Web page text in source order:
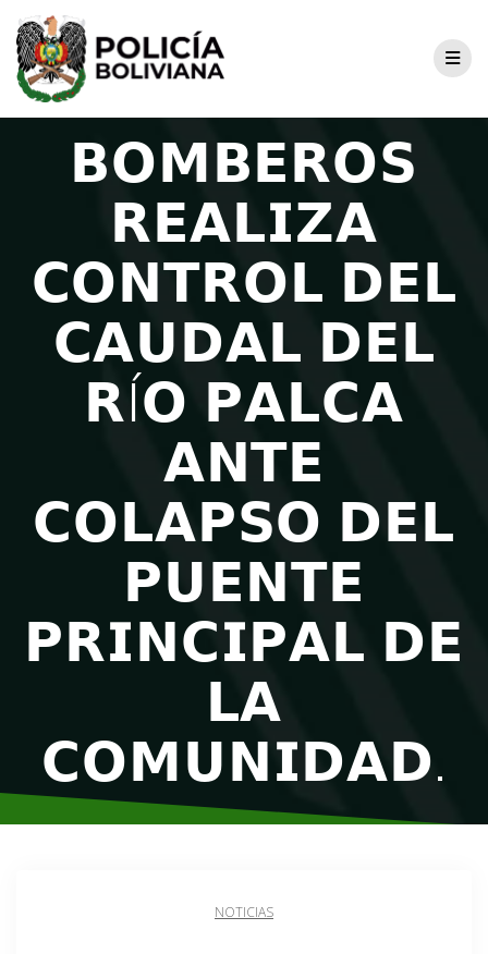
𝗕𝗢𝗠𝗕𝗘𝗥𝗢𝗦
𝗥𝗘𝗔𝗟𝗜𝗭𝗔
𝗖𝗢𝗡𝗧𝗥𝗢𝗟 𝗗𝗘𝗟
𝗖𝗔𝗨𝗗𝗔𝗟 𝗗𝗘𝗟
𝗥Í𝗢 𝗣𝗔𝗟𝗖𝗔
𝗔𝗡𝗧𝗘
𝗖𝗢𝗟𝗔𝗣𝗦𝗢 𝗗𝗘𝗟
𝗣𝗨𝗘𝗡𝗧𝗘
𝗣𝗥𝗜𝗡𝗖𝗜𝗣𝗔𝗟 𝗗𝗘
𝗟𝗔
𝗖𝗢𝗠𝗨𝗡𝗜𝗗𝗔𝗗.
NOTICIAS